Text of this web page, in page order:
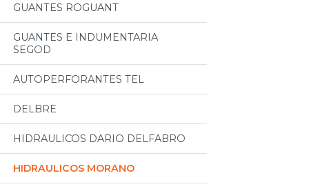
GUANTES ROGUANT
GUANTES E INDUMENTARIA
SEGOD
AUTOPERFORANTES TEL
DELBRE
HIDRAULICOS DARIO DELFABRO
HIDRAULICOS MORANO